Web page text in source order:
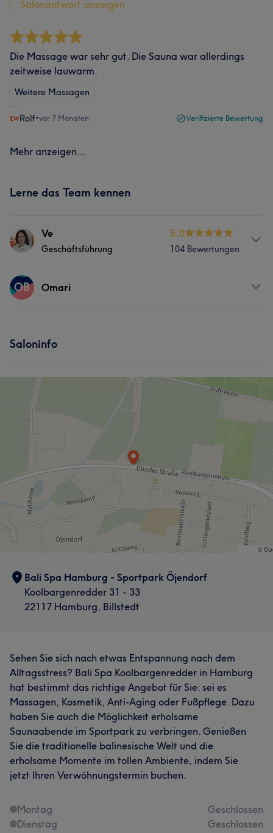
Salonantwort anzeigen
Die Massage war sehr gut. Die Sauna war allerdings
zeitweise lauwarm.
Weitere Massagen
Rolf•vor 7 Monaten Verifizierte Bewertung
Mehr anzeigen...
Lerne das Team kennen
Ve
Geschäftsführung
5.0
104 Bewertungen
Services
Außergewöhnlich Sympathisch
OB Omari
Saloninfo
Bali Spa Hamburg - Sportpark Öjendorf
Koolbargenredder 31 - 33
22117 Hamburg, Billstedt
Sehen Sie sich nach etwas Entspannung nach dem
Alltagsstress? Bali Spa Koolbargenredder in Hamburg
hat bestimmt das richtige Angebot für Sie: sei es
Massagen, Kosmetik, Anti-Aging oder Fußpflege. Dazu
haben Sie auch die Möglichkeit erholsame
Saunaabende im Sportpark zu verbringen. Genießen
Sie die traditionelle balinesische Welt und die
erholsame Momente im tollen Ambiente, indem Sie
jetzt Ihren Verwöhnungstermin buchen.
Montag
Geschlossen
Dienstag
Geschlossen